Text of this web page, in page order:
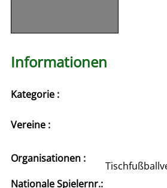
Informationen
Kategorie :
Vereine :
Organisationen :
Nationale Spielernr.: